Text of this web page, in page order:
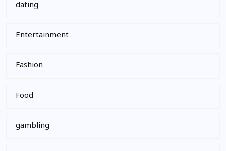
dating
Entertainment
Fashion
Food
gambling